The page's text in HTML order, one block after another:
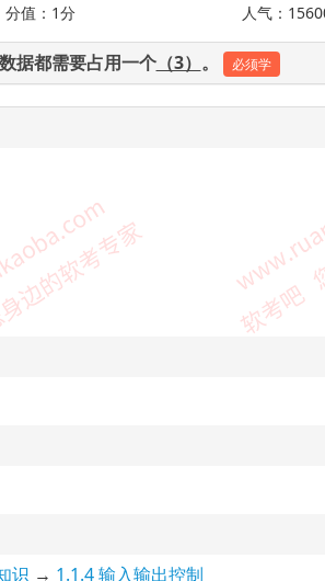
分值：1分 人气：
据都需要占用一个（3） 。 必须学
识 → 1.1.4 输入输出控制